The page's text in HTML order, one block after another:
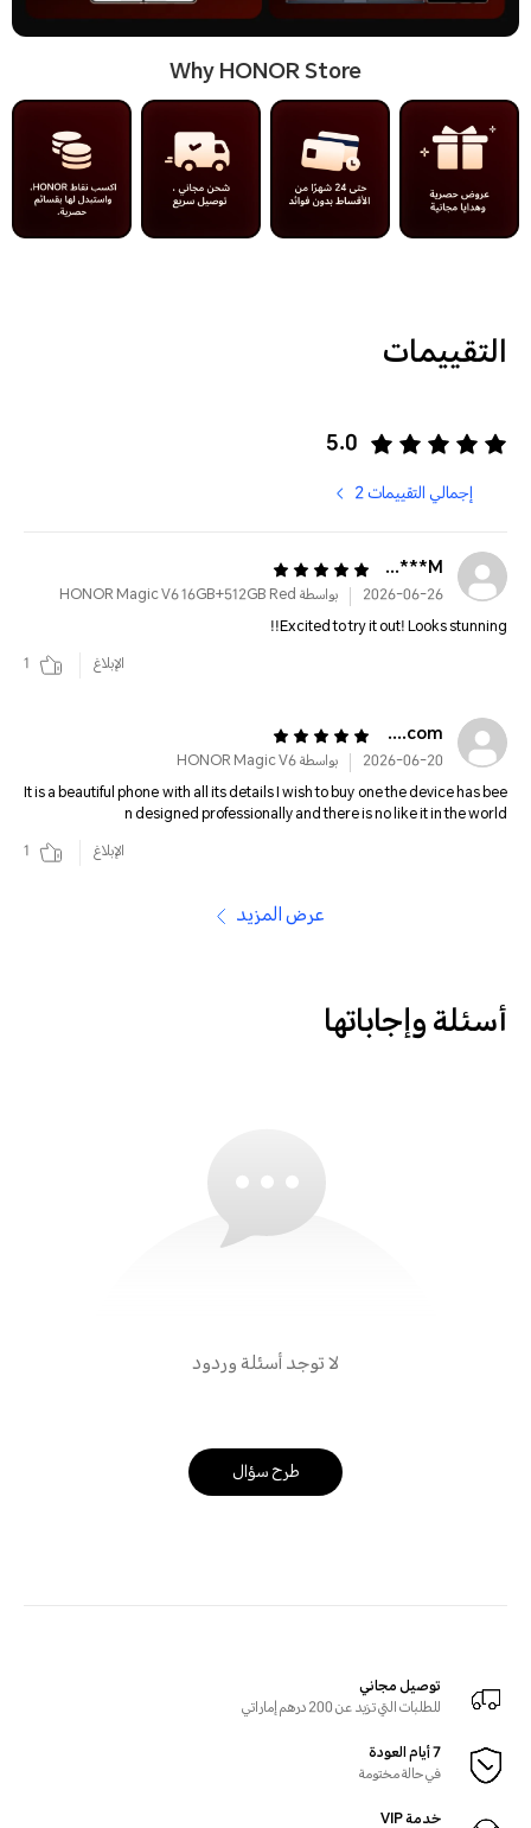
Why HONOR Store
التقييمات
5.0
إجمالي التقييمات 2
M**********
2026-06-26
بواسطة HONOR Magic V6 16GB+512GB Red
Excited to try it out! Looks stunning!!
الإبلاغ
1
alhadh******@gmail.com
2026-06-20
بواسطة HONOR Magic V6
It is a beautiful phone with all its details I wish to buy one the device has bee
n designed professionally and there is no like it in the world
الإبلاغ
1
عرض المزيد
أسئلة وإجاباتها
لا توجد أسئلة وردود
طرح سؤال
توصيل مجاني
للطلبات التي تزيد عن 200 درهم إماراتي
7 أيام العودة
في حالة مختومة
خدمة VIP